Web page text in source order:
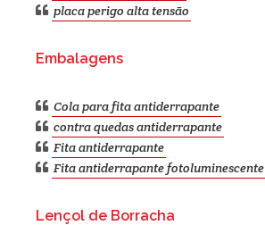
placa perigo alta tensão
Embalagens
Cola para fita antiderrapante
contra quedas antiderrapante
Fita antiderrapante
Fita antiderrapante fotoluminescente
Lençol de Borracha